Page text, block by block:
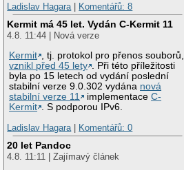
Ladislav Hagara | Komentářů: 8
Kermit má 45 let. Vydán C-Kermit 11
4.8. 11:44 | Nová verze
Kermit , tj. protokol pro přenos souborů,
vznikl před 45 lety . Při této příležitosti
byla po 15 letech od vydání poslední
stabilní verze 9.0.302 vydána nová
stabilní verze 11
implementaceC-
Kermit . S podporou IPv6.
Ladislav Hagara | Komentářů: 0
20 let Pandoc
4.8. 11:11 | Zajímavý článek